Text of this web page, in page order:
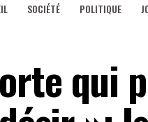
SOCIÉTÉ POLITIQUE
qui